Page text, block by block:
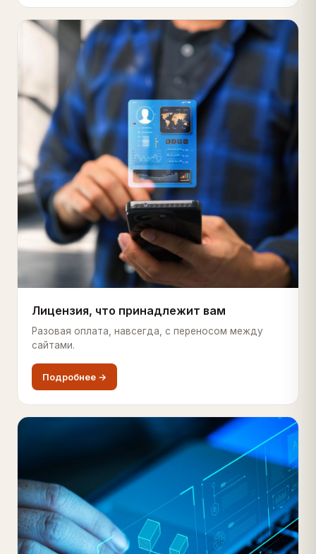
Лицензия, что принадлежит вам
Разовая оплата, навсегда, с переносом между
сайтами.
Подробнее →